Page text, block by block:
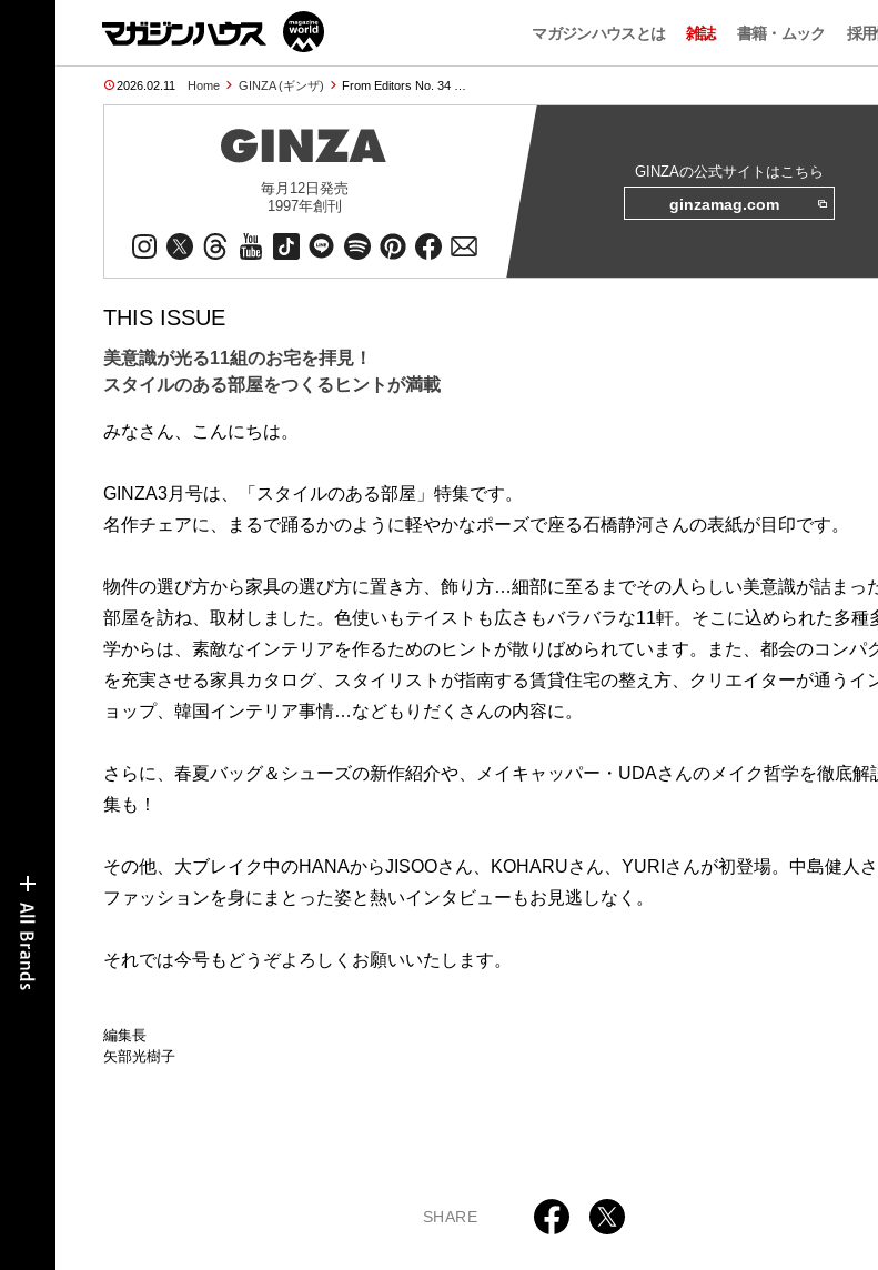
マガジンハウスとは 雑誌 書籍・ムック 採
2026.02.11 Home GINZA (ギンザ) From Editors No. 34 …
毎月12日発売
1997年創刊
GINZAの公式サイトはこちら
ginzamag.com
THIS ISSUE
美意識が光る11組のお宅を拝見！
スタイルのある部屋をつくるヒントが満載
みなさん、こんにちは。
GINZA3月号は、「スタイルのある部屋」特集です。
名作チェアに、まるで踊るかのように軽やかなポーズで座る石橋静河さんの表紙が目印です。
物件の選び方から家具の選び方に置き方、飾り方…細部に至るまでその人らしい美意識が詰まっ
部屋を訪ね、取材しました。色使いもテイストも広さもバラバラな11軒。そこに込められた多種
学からは、素敵なインテリアを作るためのヒントが散りばめられています。また、都会のコンパ
を充実させる家具カタログ、スタイリストが指南する賃貸住宅の整え方、クリエイターが通うイ
ョップ、韓国インテリア事情…などもりだくさんの内容に。
さらに、春夏バッグ＆シューズの新作紹介や、メイキャッパー・UDAさんのメイク哲学を徹底解
集も！
その他、大ブレイク中のHANAからJISOOさん、KOHARUさん、YURIさんが初登場。中島健人
ファッションを身にまとった姿と熱いインタビューもお見逃しなく。
それでは今号もどうぞよろしくお願いいたします。
編集長
矢部光樹子
SHARE